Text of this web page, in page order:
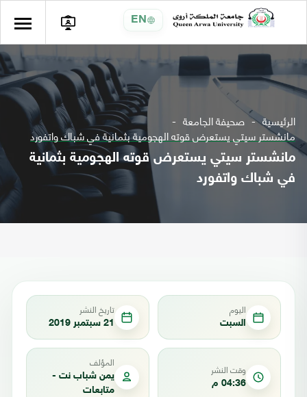
EN
الرئيسية صحيفة الجامعة
مانشستر سيتي يستعرض قوته الهجومية بثمانية في شباك واتفورد
مانشستر سيتي يستعرض قوته الهجومية بثمانية
في شباك واتفورد
اليوم
السبت
تاريخ النشر
21 سبتمبر 2019
وقت النشر
04:36 م
المؤلف
يمن شباب نت -
متابعات